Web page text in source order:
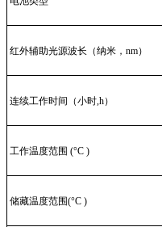
红外辅助光源波长（纳米，nm）
连续工作时间（小时,h）
工作温度范围 (°C )
储藏温度范围(°C )